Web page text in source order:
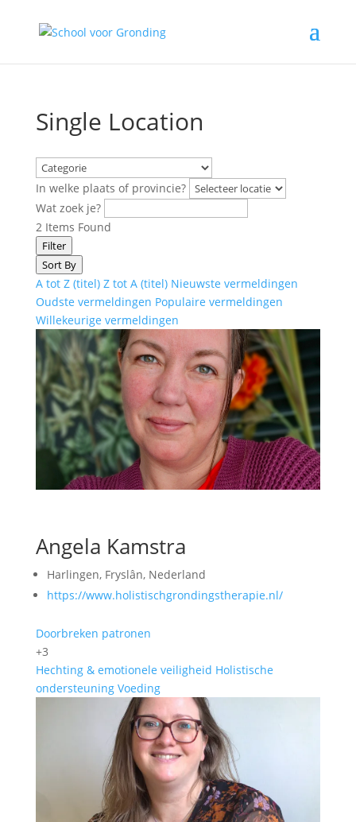
Single Location
In welke plaats of provincie?
Wat zoek je?
2Items Found
Filter
Sort By
A tot Z (titel) Z tot A (titel) Nieuwste vermeldingen
Oudste vermeldingen Populaire vermeldingen
Willekeurige vermeldingen
Angela Kamstra
Harlingen, Fryslân, Nederland
https://www.holistischgrondingstherapie.nl/
Doorbreken patronen
+3
Hechting & emotionele veiligheid Holistische
ondersteuning Voeding